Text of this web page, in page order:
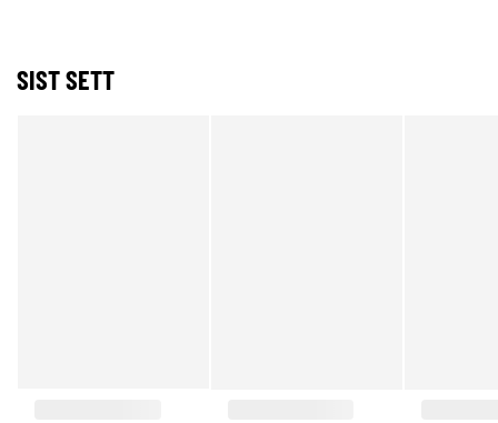
SIST SETT